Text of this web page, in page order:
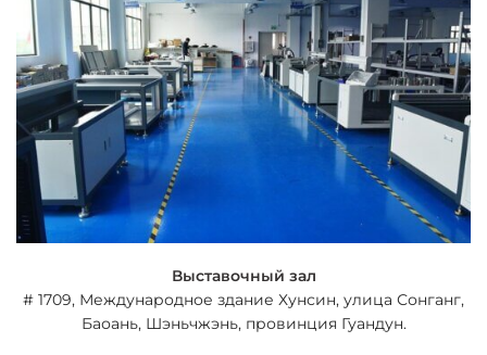
Выставочный зал
# 1709, Международное здание Хунсин, улица Сонганг,
Баоань, Шэньчжэнь, провинция Гуандун.